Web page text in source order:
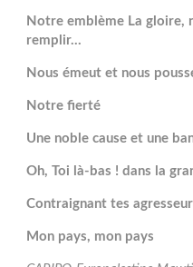
Notre emblème La gloire,
remplir…
Nous émeut et nous
Notre fierté
Une noble cause et une
Oh, Toi là-bas ! dans la
Contraignant tes
Mon pays, mon pays